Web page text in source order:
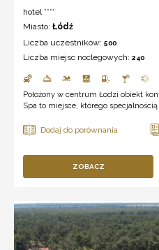
hotel ****
Miasto: Łódź
Liczba uczestników: 500
Liczba miejsc noclegowych: 240
Położony w centrum Łodzi obiekt
Spa to miejsce, którego specjalnością
ZOBACZ